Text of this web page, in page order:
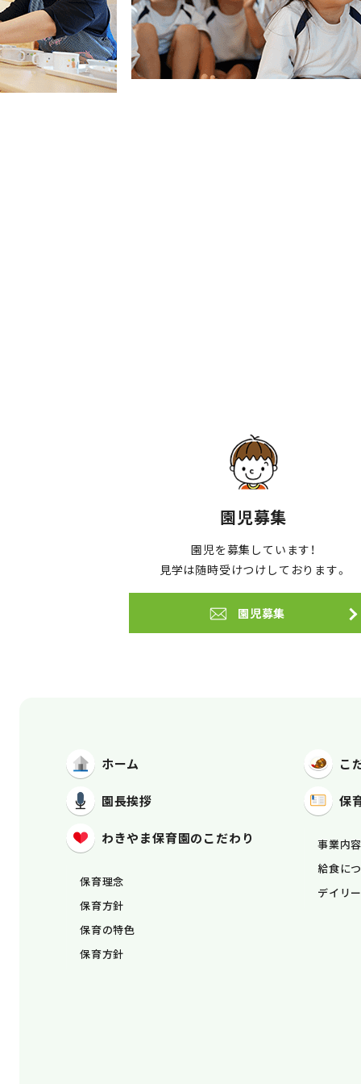
園児募集
園児を募集しています！
見学は随時受けつけしております。
園児募集
ホーム
園長挨拶
わきやま保育園のこだわり
保育理念
保育方針
保育の特色
保育方針
こ
保
事業内
給食に
デイリ